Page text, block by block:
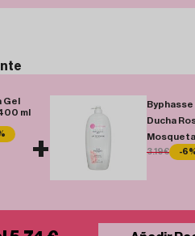
Gel
ml
+
Byphasse
Ducha
3.19€ -